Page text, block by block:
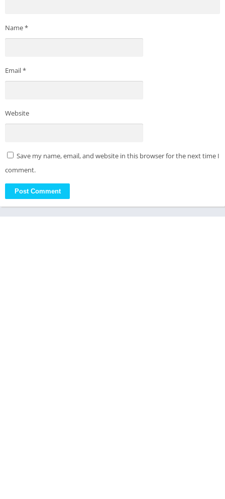
Name*
Email*
Website
Save my name, email, and website in this browser for the next time I
comment.